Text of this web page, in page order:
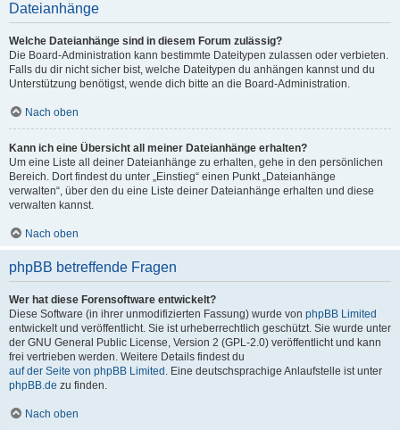
Dateianhänge
Welche Dateianhänge sind in diesem Forum zulässig?
Die Board-Administration kann bestimmte Dateitypen zulassen oder verbieten.
Falls du dir nicht sicher bist, welche Dateitypen du anhängen kannst und du
Unterstützung benötigst, wende dich bitte an die Board-Administration.
Nach oben
Kann ich eine Übersicht all meiner Dateianhänge erhalten?
Um eine Liste all deiner Dateianhänge zu erhalten, gehe in den persönlichen
Bereich. Dort findest du unter „Einstieg“ einen Punkt „Dateianhänge
verwalten“, über den du eine Liste deiner Dateianhänge erhalten und diese
verwalten kannst.
Nach oben
phpBB betreffende Fragen
Wer hat diese Forensoftware entwickelt?
Diese Software (in ihrer unmodifizierten Fassung) wurde von phpBB Limited
entwickelt und veröffentlicht. Sie ist urheberrechtlich geschützt. Sie wurde unter
der GNU General Public License, Version 2 (GPL-2.0) veröffentlicht und kann
frei vertrieben werden. Weitere Details findest du
auf der Seite von phpBB Limited . Eine deutschsprachige Anlaufstelle ist unter
phpBB.de zu finden.
Nach oben